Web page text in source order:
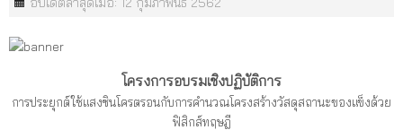
โครงการอบรมเชิงปฏิบัติการ
การประยุกต์ใช้แสงซินโครตรอนกับการคำนวณโครงสร้างวัสดุสถานะของแข็งด้วย
ฟิสิกส์ทฤษฎี